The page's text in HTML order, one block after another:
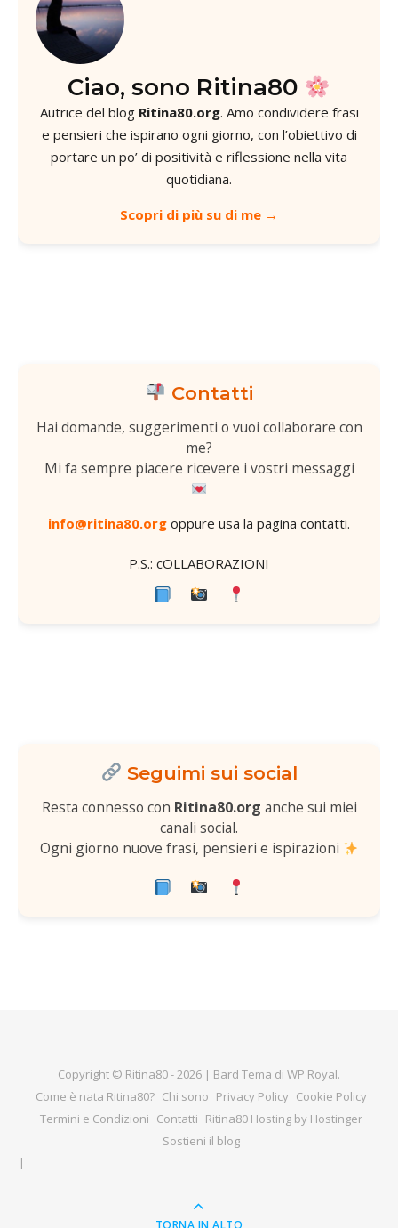
Ciao, sono Ritina80
Autrice del blog Ritina80.org. Amo condividere frasi
e pensieri che ispirano ogni giorno, con l’obiettivo di
portare un po’ di positività e riflessione nella vita
quotidiana.
Scopri di più su di me →
Contatti
Hai domande, suggerimenti o vuoi collaborare con
me?
Mi fa sempre piacere ricevere i vostri messaggi
info@ritina80.org oppure usa la pagina contatti.
P.S.: cOLLABORAZIONI
Seguimi sui social
Resta connesso con Ritina80.org anche sui miei
canali social.
Ogni giorno nuove frasi, pensieri e ispirazioni
Copyright © Ritina80 - 2026 | Bard Tema di WP Royal.
Come è nata Ritina80? Chi sono Privacy Policy Cookie Policy
Termini e Condizioni Contatti Ritina80 Hosting by Hostinger
Sostieni il blog
TORNA IN ALTO